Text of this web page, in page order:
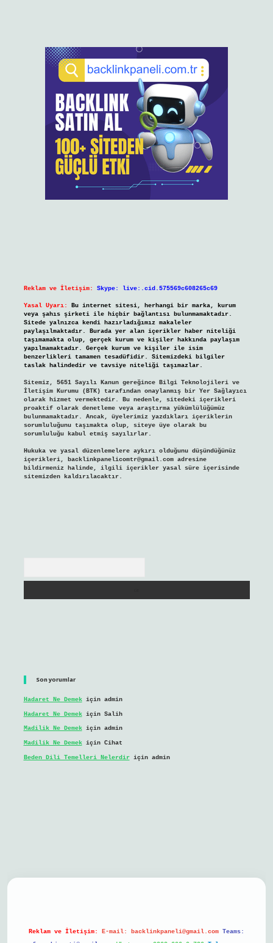
Reklam ve İletişim: Skype: live:.cid.575569c608265c69
Yasal Uyarı:
Bu internet sitesi, herhangi bir marka, kurum
veya şahıs şirketi ile hiçbir bağlantısı bulunmamaktadır.
Sitede yalnızca kendi hazırladığımız makaleler
paylaşılmaktadır. Burada yer alan içerikler haber niteliği
taşımamakta olup, gerçek kurum ve kişiler hakkında paylaşım
yapılmamaktadır. Gerçek kurum ve kişiler ile isim
benzerlikleri tamamen tesadüfidir. Sitemizdeki bilgiler
taslak halindedir ve tavsiye niteliği taşımazlar.
Sitemiz, 5651 Sayılı Kanun gereğince Bilgi Teknolojileri ve
İletişim Kurumu (BTK) tarafından onaylanmış bir Yer Sağlayıcı
olarak hizmet vermektedir. Bu nedenle, sitedeki içerikleri
proaktif olarak denetleme veya araştırma yükümlülüğümüz
bulunmamaktadır. Ancak, üyelerimiz yazdıkları içeriklerin
sorumluluğunu taşımakta olup, siteye üye olarak bu
sorumluluğu kabul etmiş sayılırlar.
Hukuka ve yasal düzenlemelere aykırı olduğunu düşündüğünüz
içerikleri, backlinkpanelicomtr@gmail.comadresine
bildirmeniz halinde, ilgili içerikler yasal süre içerisinde
sitemizden kaldırılacaktır.
Son yorumlar
Hadaret Ne Demekiçin admin
Hadaret Ne Demekiçin Salih
Madilik Ne Demekiçin admin
Madilik Ne Demekiçin Cihat
Beden Dili Temelleri Nelerdiriçin admin
Reklam ve İletişim: E-mail: backlinkpaneli@gmail.com Teams: